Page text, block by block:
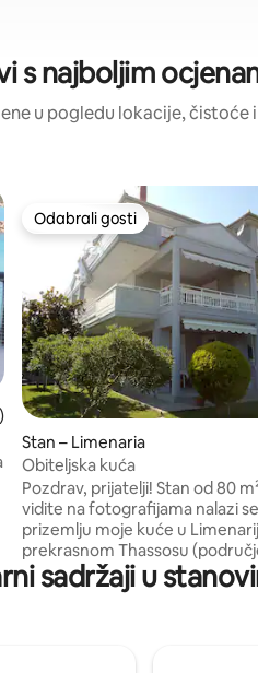
s najboljim
u pogledu lokacije,
gosti”
ocjena: 5/5, recenzija: 22
Odabrali gosti
Odabrali gosti
Stan – Limenaria
Obiteljska kuća
Pozdrav, prijatelji! Stan od 80
vidite na fotografijama nalazi
prizemlju moje kuće u
prekrasnom Thassosu
Armeno). Nalazi se 200 metara
uređene plaže. Radi se o
sadržaji u